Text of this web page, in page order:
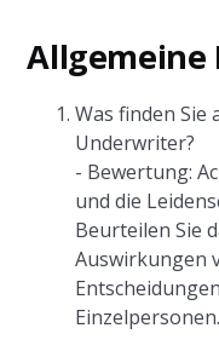
Allgemeine
Was finden Sie
Underwriter?
- Bewertung:
und die
Beurteilen Sie
Auswirkungen
Einzelpersonen.